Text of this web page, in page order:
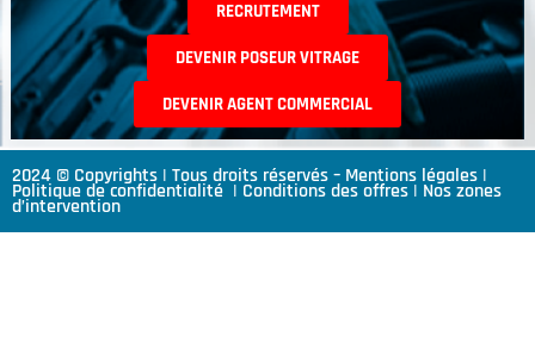
RECRUTEMENT
DEVENIR POSEUR VITRAGE
DEVENIR AGENT COMMERCIAL
2024 © Copyrights | Tous droits réservés – Mentions légales |
Politique de confidentialité | Conditions des offres | Nos zones
d’intervention